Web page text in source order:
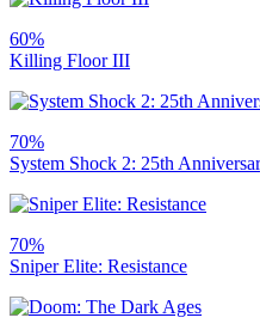
60%
Killing Floor III
70%
System Shock 2: 25th
70%
Sniper Elite: Resistance